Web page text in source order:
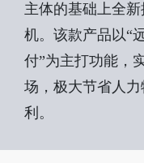
主体的基础上全新
机。该款产品以“
付”为主打功能，
场，极大节省人
利。